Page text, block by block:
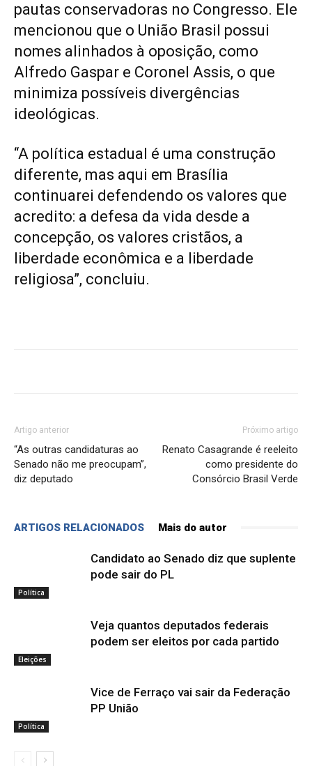
pautas conservadoras no Congresso. Ele
mencionou que o União Brasil possui
nomes alinhados à oposição, como
Alfredo Gaspar e Coronel Assis, o que
minimiza possíveis divergências
ideológicas.
“A política estadual é uma construção
diferente, mas aqui em Brasília
continuarei defendendo os valores que
acredito: a defesa da vida desde a
concepção, os valores cristãos, a
liberdade econômica e a liberdade
religiosa”, concluiu.
Artigo anterior
“As outras candidaturas ao
Senado não me preocupam”,
diz deputado
Próximo artigo
Renato Casagrande é reeleito
como presidente do
Consórcio Brasil Verde
ARTIGOS RELACIONADOS Mais do autor
Política
Candidato ao Senado diz que suplente
pode sair do PL
Eleições
Veja quantos deputados federais
podem ser eleitos por cada partido
Política
Vice de Ferraço vai sair da Federação
PP União